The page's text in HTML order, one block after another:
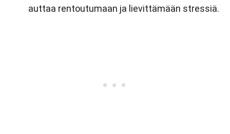
auttaa rentoutumaan ja lievittämään stressiä.